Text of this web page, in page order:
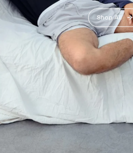
Shop All